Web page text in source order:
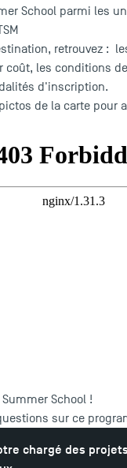
School parmi les
retrouvez :
coût, les conditions
d'inscription.
de la carte pour
School !
sur ce
chargé des projets